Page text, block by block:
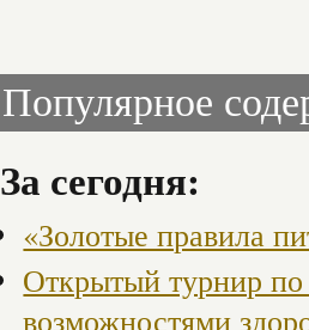
Популярное
За сегодня:
«Золотые правила
Открытый турнир
возможностями